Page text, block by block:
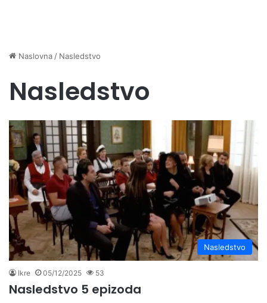
Naslovna / Nasledstvo
Nasledstvo
Nasledstvo
Ikre 05/12/2025 53
Nasledstvo 5 epizoda